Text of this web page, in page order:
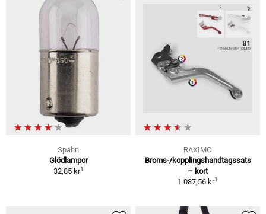
Spahn
Glödlampor
32,85 kr1
RAXIMO
Broms-/kopplingshandtagssats
– kort
1 087,56 kr1